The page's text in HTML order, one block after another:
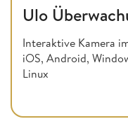
Ulo
Interaktive Kamera
iOS, Android,
Linux